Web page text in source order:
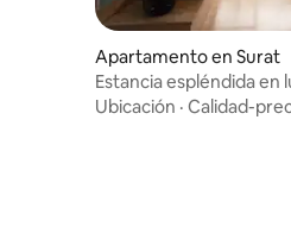
Apartamento en Surat
Estancia espléndida en
Estudio de lujo en Pal
Ubicación · Calidad-